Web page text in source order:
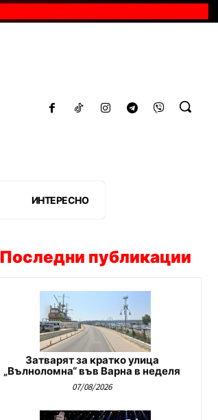
ИНТЕРЕСНО
Последни публикации
Затварят за кратко улица
„Вълноломна“ във Варна в неделя
07/08/2026